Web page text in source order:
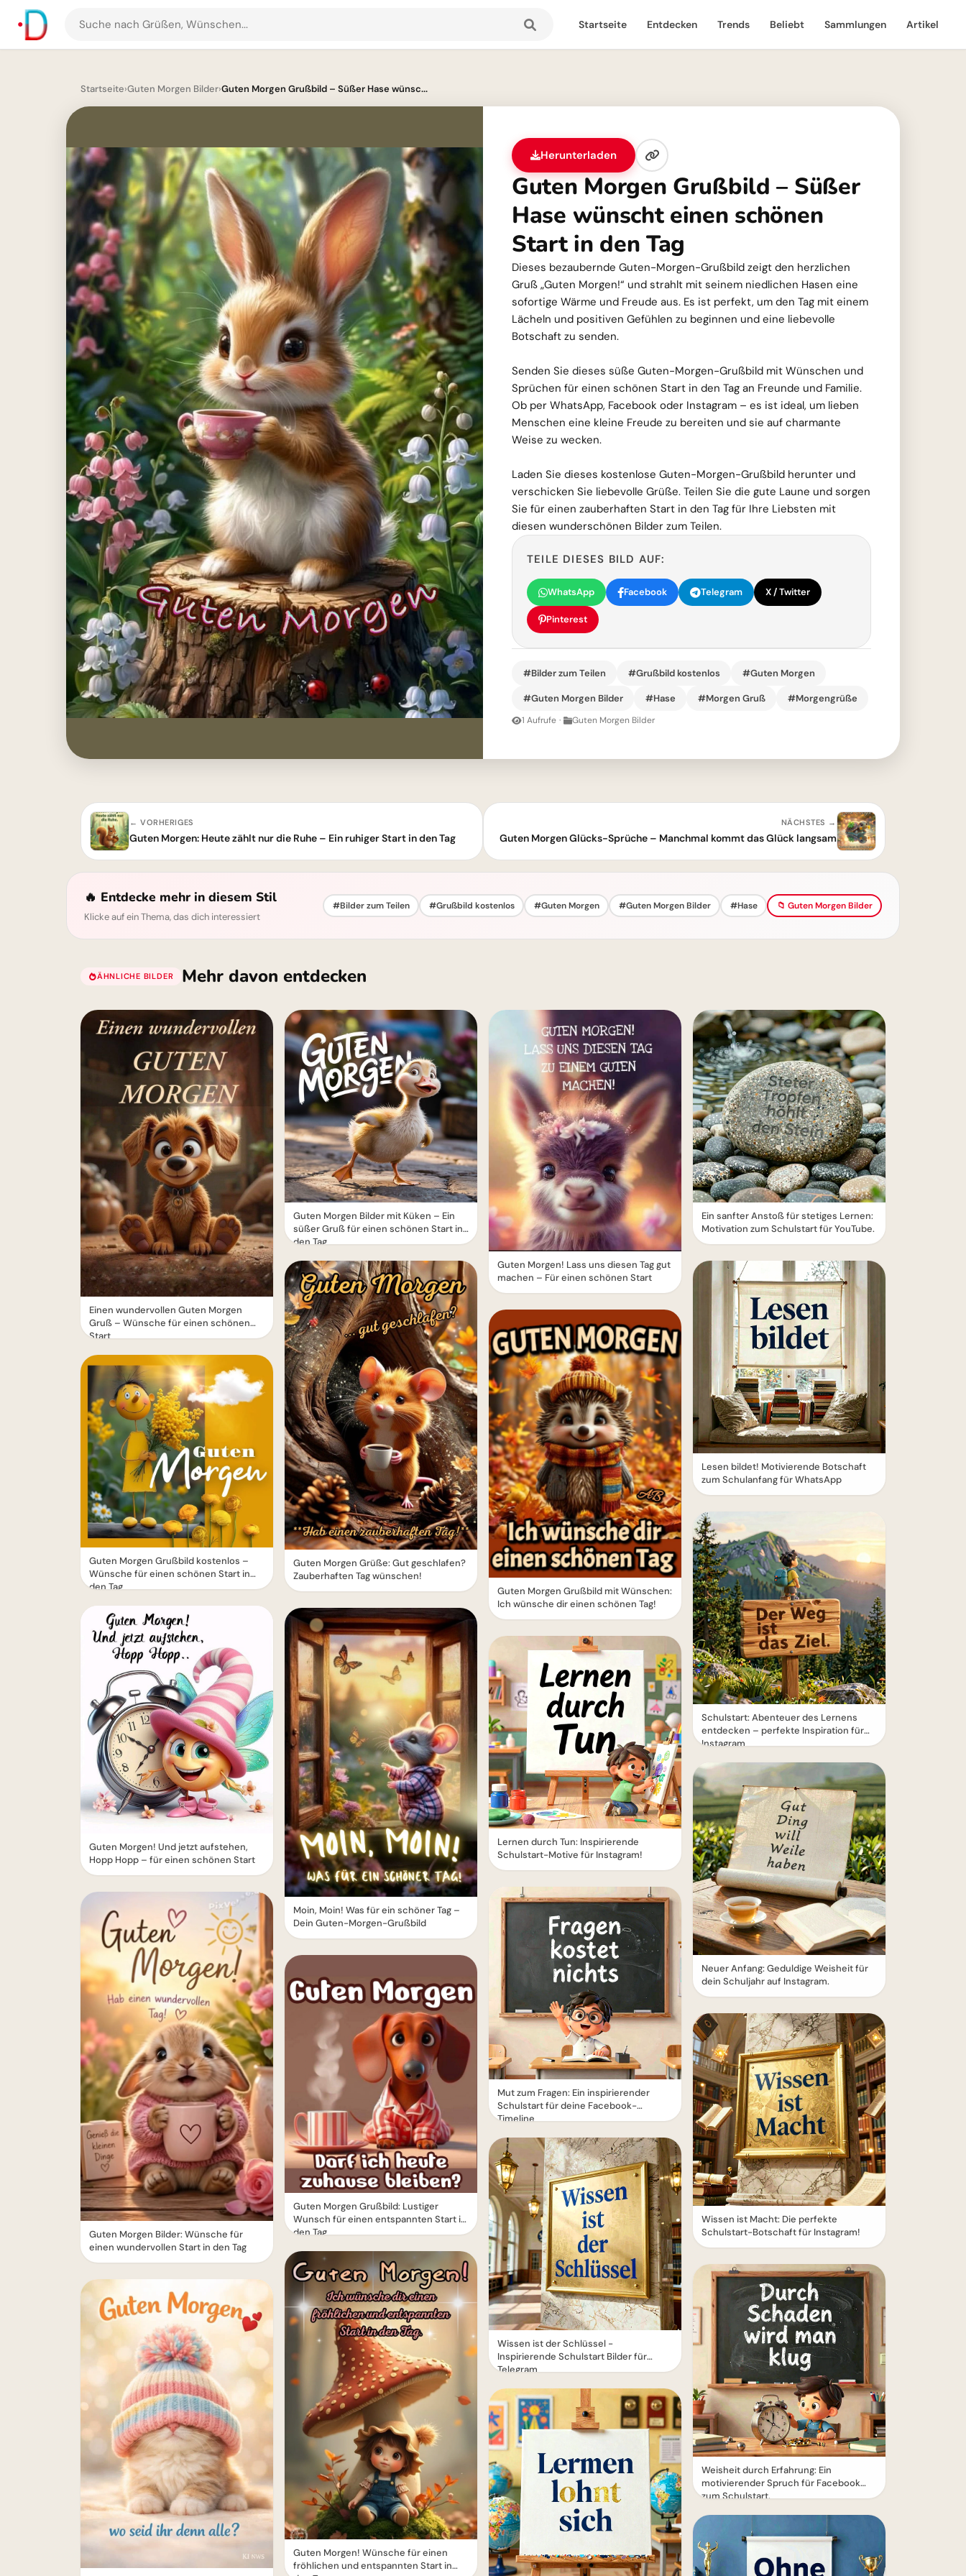
Suche
nach
und
Startseite Entdecken Trends Beliebt Sammlungen Artikel
Startseite›Guten Morgen Bilder›Guten Morgen Grußbild – Süßer Hase wünsc...
Herunterladen
Guten Morgen Grußbild – Süßer
Hase wünscht einen schönen
Start in den Tag
Dieses bezaubernde Guten-Morgen-Grußbild zeigt den herzlichen
Gruß „Guten Morgen!“ und strahlt mit seinem niedlichen Hasen eine
sofortige Wärme und Freude aus. Es ist perfekt, um den Tag mit einem
Lächeln und positiven Gefühlen zu beginnen und eine liebevolle
Botschaft zu senden.
Senden Sie dieses süße Guten-Morgen-Grußbild mit Wünschen und
Sprüchen für einen schönen Start in den Tag an Freunde und Familie.
Ob per WhatsApp, Facebook oder Instagram – es ist ideal, um lieben
Menschen eine kleine Freude zu bereiten und sie auf charmante
Weise zu wecken.
Laden Sie dieses kostenlose Guten-Morgen-Grußbild herunter und
verschicken Sie liebevolle Grüße. Teilen Sie die gute Laune und sorgen
Sie für einen zauberhaften Start in den Tag für Ihre Liebsten mit
diesen wunderschönen Bilder zum Teilen.
TEILE DIESES BILD AUF:
WhatsApp Facebook Telegram X / Twitter
Pinterest
#Bilder zum Teilen #Grußbild kostenlos #Guten Morgen
#Guten Morgen Bilder #Hase #Morgen Gruß #Morgengrüße
1 Aufrufe · Guten Morgen Bilder
← VORHERIGES
Guten Morgen: Heute zählt nur die Ruhe – Ein ruhiger Start in den Tag
NÄCHSTES →
Guten Morgen Glücks-Sprüche – Manchmal kommt das Glück langsam
🔥 Entdecke mehr in diesem Stil
Klicke auf ein Thema, das dich interessiert
#Bilder zum Teilen #Grußbild kostenlos #Guten Morgen #Guten Morgen Bilder #Hase 📁 Guten Morgen Bilder
ÄHNLICHE BILDER Mehr davon entdecken
Einen wundervollen Guten Morgen
Gruß – Wünsche für einen schönen
Start
Guten Morgen Grußbild kostenlos –
Wünsche für einen schönen Start in
den Tag
Guten Morgen! Und jetzt aufstehen,
Hopp Hopp – für einen schönen Start
Guten Morgen Bilder: Wünsche für
einen wundervollen Start in den Tag
Guten Morgen Bilder mit Küken – Ein
süßer Gruß für einen schönen Start in
den Tag
Guten Morgen Grüße: Gut geschlafen?
Zauberhaften Tag wünschen!
Moin, Moin! Was für ein schöner Tag –
Dein Guten-Morgen-Grußbild
Guten Morgen Grußbild: Lustiger
Wunsch für einen entspannten Start in
den Tag
Guten Morgen! Wünsche für einen
fröhlichen und entspannten Start in
Guten Morgen! Lass uns diesen Tag gut
machen – Für einen schönen Start
Guten Morgen Grußbild mit Wünschen:
Ich wünsche dir einen schönen Tag!
Lernen durch Tun: Inspirierende
Schulstart-Motive für Instagram!
Mut zum Fragen: Ein inspirierender
Schulstart für deine Facebook-
Timeline
Wissen ist der Schlüssel -
Inspirierende Schulstart Bilder für
Telegram
Ein sanfter Anstoß für stetiges Lernen:
Motivation zum Schulstart für YouTube.
Lesen bildet! Motivierende Botschaft
zum Schulanfang für WhatsApp
Schulstart: Abenteuer des Lernens
entdecken – perfekte Inspiration für
Instagram
Neuer Anfang: Geduldige Weisheit für
dein Schuljahr auf Instagram.
Wissen ist Macht: Die perfekte
Schulstart-Botschaft für Instagram!
Weisheit durch Erfahrung: Ein
motivierender Spruch für Facebook
zum Schulstart.